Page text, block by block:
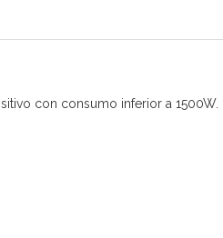
con consumo inferior a 1500W.